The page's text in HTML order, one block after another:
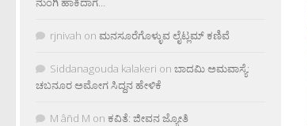
rjnivah on ಮನಸೂರೆಗೊಳ್ಳುವ ಲೈಟ್ಲಮ್ ಕಣಿವೆ
Siddanagouda kalakeri on ಬಾದಮಿ ಅಮವಾಸ್ಯೆ:
ಚಬನೂರ ಅಮೋಗ ಸಿದ್ದನ ಹೇಳಿಕೆ
M âñd M on ಕವಿತೆ: ಜೀವನ ಜ್ಯೋತಿ